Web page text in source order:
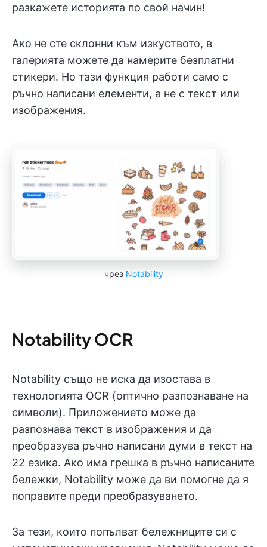
разкажете историята по свой начин!
Ако не сте склонни към изкуството, в
галерията можете да намерите безплатни
стикери. Но тази функция работи само с
ръчно написани елементи, а не с текст или
изображения.
чрез Notability
Notability OCR
Notability също не иска да изостава в
технологията OCR (оптично разпознаване на
символи). Приложението може да
разпознава текст в изображения и да
преобразува ръчно написани думи в текст на
22 езика. Ако има грешка в ръчно написаните
бележки, Notability може да ви помогне да я
поправите преди преобразуването.
За тези, които попълват бележниците си с